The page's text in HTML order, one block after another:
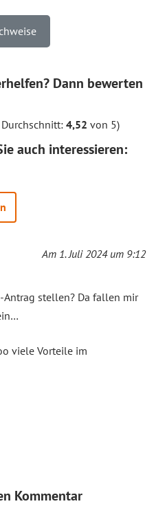
Dann bewerten
4,52 von 5)
auch interessieren:
Am 1. Juli 2024 um 9:12
stellen? Da fallen mir
viele Vorteile im
Kommentar